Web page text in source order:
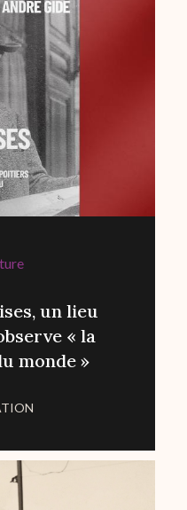
un lieu
« la
monde »